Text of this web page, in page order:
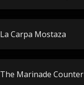
La Carpa Mostaza
The Marinade Counter